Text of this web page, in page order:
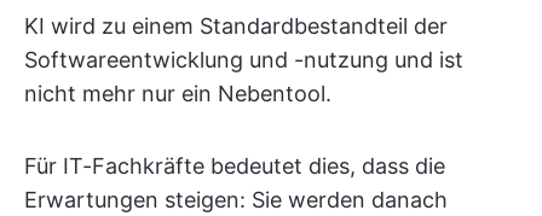
KI wird zu einem Standardbestandteil der
Softwareentwicklung und -nutzung und ist
nicht mehr nur ein Nebentool.
Für IT-Fachkräfte bedeutet dies, dass die
Erwartungen steigen: Sie werden danach